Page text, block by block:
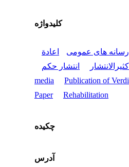
کلیدواژه
رسانه های عمومی
اعادة
انتشار حکم
media
Publication of
Paper
Rehabilitation
چکیده
آدرس